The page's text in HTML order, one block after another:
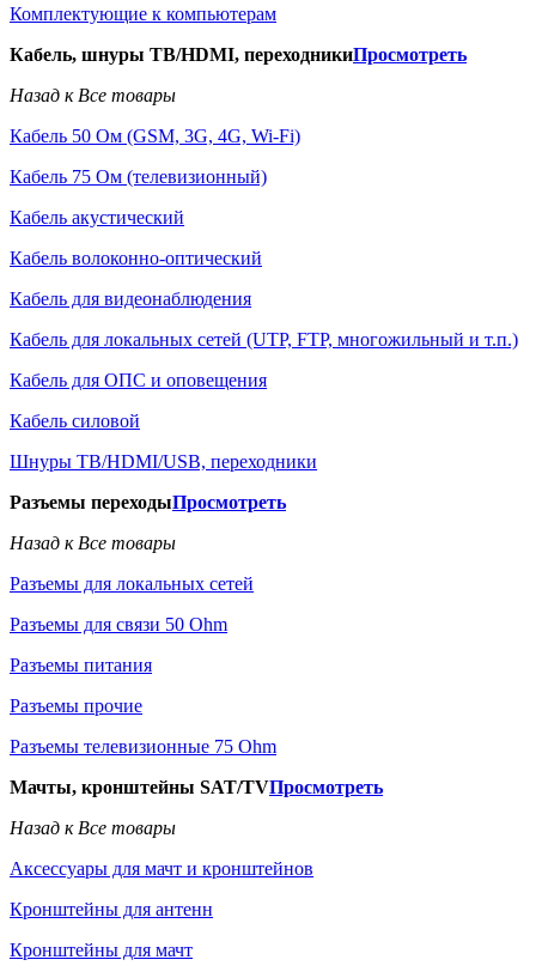
Комплектующие к компьютерам
Кабель, шнуры ТВ/HDMI, переходникиПросмотреть
Назад к Все товары
Кабель 50 Ом (GSM, 3G, 4G, Wi-Fi)
Кабель 75 Ом (телевизионный)
Кабель акустический
Кабель волоконно-оптический
Кабель для видеонаблюдения
Кабель для локальных сетей (UTP, FTP, многожильный и т.п.)
Кабель для ОПС и оповещения
Кабель силовой
Шнуры ТВ/HDMI/USB, переходники
Разъемы переходыПросмотреть
Назад к Все товары
Разъемы для локальных сетей
Разъемы для связи 50 Ohm
Разъемы питания
Разъемы прочие
Разъемы телевизионные 75 Ohm
Мачты, кронштейны SAT/TVПросмотреть
Назад к Все товары
Аксессуары для мачт и кронштейнов
Кронштейны для антенн
Кронштейны для мачт